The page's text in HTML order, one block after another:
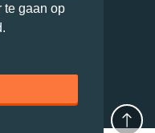
te gaan op